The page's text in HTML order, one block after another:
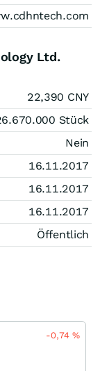
Ltd.
22,390 CNY
Stück
Nein
16.11.2017
16.11.2017
16.11.2017
Öffentlich
-0,74%